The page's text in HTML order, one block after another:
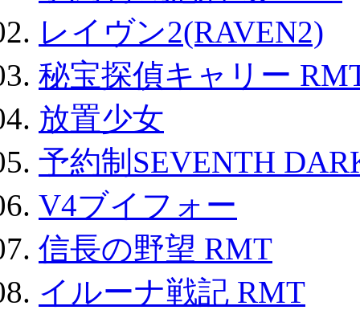
レイヴン2(RAVEN2)
秘宝探偵キャリー
放置少女
予約制SEVENTH
V4ブイフォー
信長の野望 RMT
イルーナ戦記 RMT